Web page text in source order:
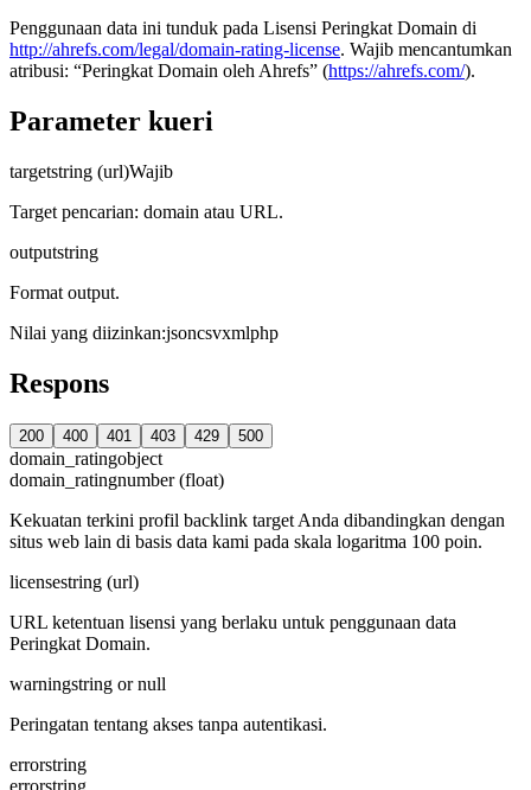
Penggunaan data ini tunduk pada Lisensi Peringkat Domain di
http://ahrefs.com/legal/domain-rating-license. Wajib mencantumkan
atribusi: “Peringkat Domain oleh Ahrefs” (https://ahrefs.com/).
Parameter kueri
targetstring (url)Wajib
Target pencarian: domain atau URL.
outputstring
Format output.
Nilai yang diizinkan:jsoncsvxmlphp
Respons
200 400 401 403 429 500
domain_ratingobject
domain_ratingnumber (float)
Kekuatan terkini profil backlink target Anda dibandingkan dengan
situs web lain di basis data kami pada skala logaritma 100 poin.
licensestring (url)
URL ketentuan lisensi yang berlaku untuk penggunaan data
Peringkat Domain.
warningstring or null
Peringatan tentang akses tanpa autentikasi.
errorstring
errorstring